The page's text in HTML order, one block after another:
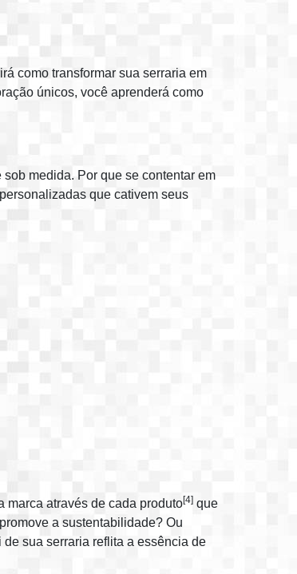
como transformar sua serraria em
únicos, você aprenderá como
medida. Por que se contentar em
que cativem seus
marca através de cada produto[4] que
a sustentabilidade? Ou
sua serraria reflita a essência de